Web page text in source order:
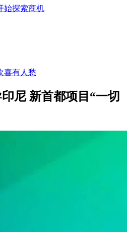
始探索商机
喜有人愁
尼 新首都项目“一切